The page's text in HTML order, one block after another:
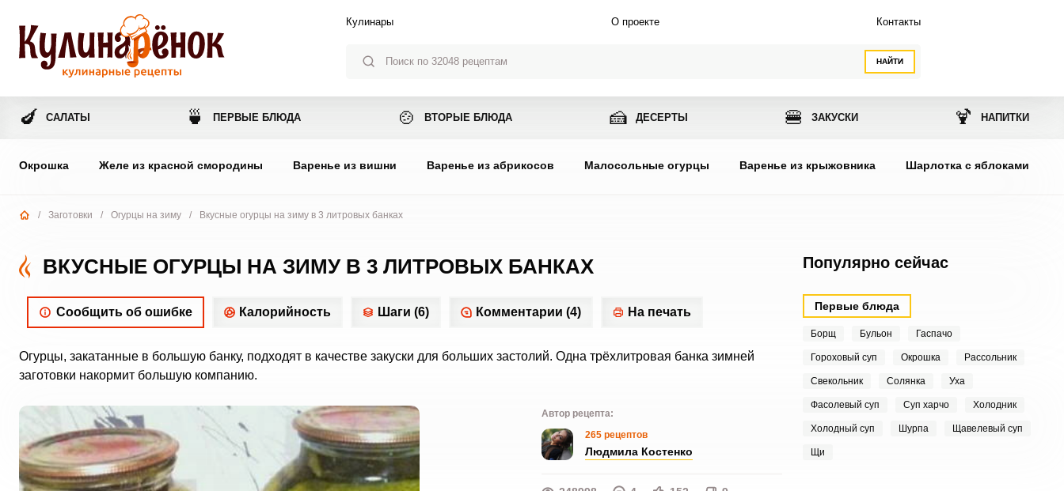
НАЙТИ
Кулинары О проекте Контакты
🍆 САЛАТЫ 🍵 ПЕРВЫЕ БЛЮДА 🍲 ВТОРЫЕ БЛЮДА 🍰 ДЕСЕРТЫ 🍔 ЗАКУСКИ 🍹 НАПИТКИ
Окрошка Желе из красной смородины Варенье из вишни Варенье из абрикосов Малосольные огурцы Варенье из крыжовника Шарлотка с яблоками
/ Заготовки / Огурцы на зиму / Вкусные огурцы на зиму в 3 литровых банках
ВКУСНЫЕ ОГУРЦЫ НА ЗИМУ В 3 ЛИТРОВЫХ БАНКАХ
Сообщить об ошибке Калорийность Шаги (6) Комментарии (4) На печать
Огурцы, закатанные в большую банку, подходят в качестве закуски для больших застолий. Одна трёхлитровая банка зимней
заготовки накормит большую компанию.
Автор рецепта:
265 рецептов
Людмила Костенко
Популярно сейчас
Первые блюда
Борщ Бульон Гаспачо
Гороховый суп Окрошка Рассольник
Свекольник Солянка Уха
Фасолевый суп Суп харчо Холодник
Холодный суп Шурпа Щавелевый суп
Щи